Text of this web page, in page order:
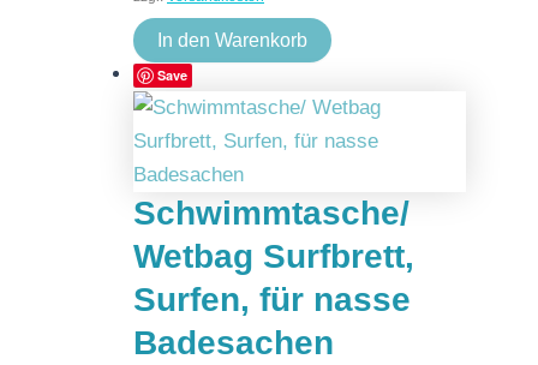
In den Warenkorb
Save
Schwimmtasche/
Wetbag Surfbrett,
Surfen, für nasse
Badesachen